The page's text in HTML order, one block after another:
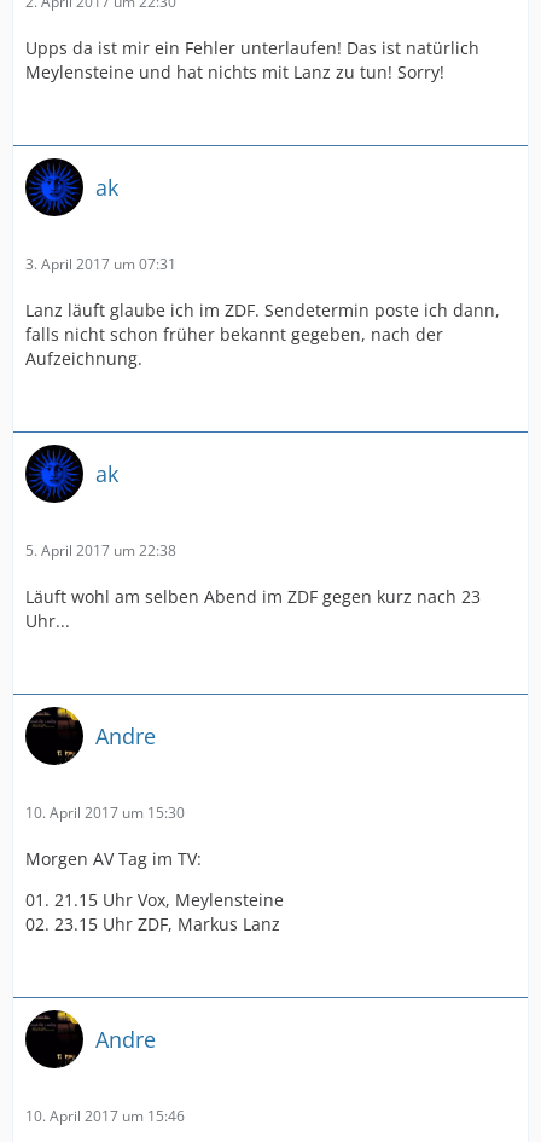
Upps da ist mir ein Fehler unterlaufen! Das ist natürlich
Meylensteine und hat nichts mit Lanz zu tun! Sorry!
ak
3. April 2017 um 07:31
Lanz läuft glaube ich im ZDF. Sendetermin poste ich dann,
falls nicht schon früher bekannt gegeben, nach der
Aufzeichnung.
ak
5. April 2017 um 22:38
Läuft wohl am selben Abend im ZDF gegen kurz nach 23
Uhr...
Andre
10. April 2017 um 15:30
Morgen AV Tag im TV:
01. 21.15 Uhr Vox, Meylensteine
02. 23.15 Uhr ZDF, Markus Lanz
Andre
10. April 2017 um 15:46